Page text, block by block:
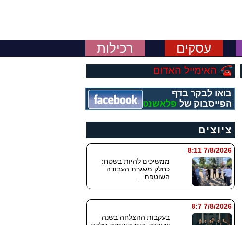
עסקים רכילות
האימייל האדום
בואו לבקר בדף
הפייסבוק של פלאשנט
ציוצים
7/8/2026 8:11
ממשיכים להיות בשטח:
כחלק משגרת העבודה
השוטפת ...
7/8/2026 8:7
בעקבות ההצלחה בשנה